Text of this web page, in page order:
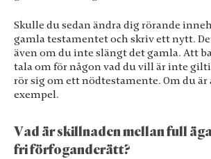
Skulle du sedan ändra dig rörande
gamla testamentet och skriv ett nytt.
även om du inte slängt det gamla. Att
tala om för någon vad du vill är inte
rör sig om ett nödtestamente. Om du
exempel.
Vad är skillnaden mellan full
fri förfoganderätt?